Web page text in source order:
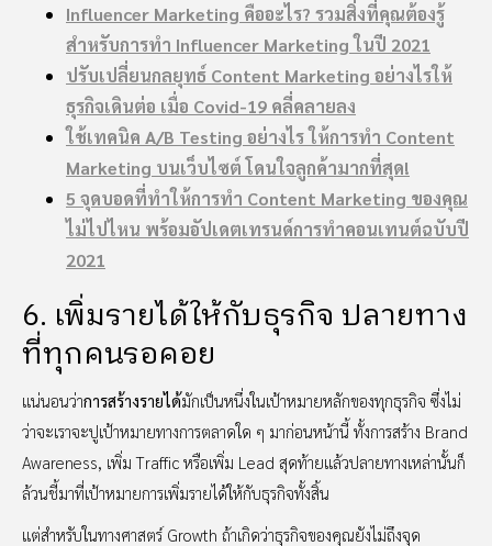
Influencer Marketing คืออะไร? รวมสิ่งที่คุณต้องรู้
สำหรับการทำ Influencer Marketing ในปี 2021
ปรับเปลี่ยนกลยุทธ์ Content Marketing อย่างไรให้
ธุรกิจเดินต่อ เมื่อ Covid-19 คลี่คลายลง
ใช้เทคนิค A/B Testing อย่างไร ให้การทำ Content
Marketing บนเว็บไซต์ โดนใจลูกค้ามากที่สุด!
5 จุดบอดที่ทำให้การทำ Content Marketing ของคุณ
ไม่ไปไหน พร้อมอัปเดตเทรนด์การทำคอนเทนต์ฉบับปี
2021
6. เพิ่มรายได้ให้กับธุรกิจ ปลายทาง
ที่ทุกคนรอคอย
แน่นอนว่าการสร้างรายได้มักเป็นหนึ่งในเป้าหมายหลักของทุกธุรกิจ ซึ่งไม่
ว่าจะเราจะปูเป้าหมายทางการตลาดใด ๆ มาก่อนหน้านี้ ทั้งการสร้าง Brand
Awareness, เพิ่ม Traffic หรือเพิ่ม Lead สุดท้ายแล้วปลายทางเหล่านั้นก็
ล้วนชี้มาที่เป้าหมายการเพิ่มรายได้ให้กับธุรกิจทั้งสิ้น
แต่สำหรับในทางศาสตร์ Growth ถ้าเกิดว่าธุรกิจของคุณยังไม่ถึงจุด